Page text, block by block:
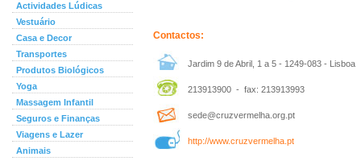
Actividades Lúdicas
Vestuário
Casa e Decor
Transportes
Produtos Biológicos
Yoga
Massagem Infantil
Seguros e Finanças
Viagens e Lazer
Animais
Contactos:
Jardim 9 de Abril, 1 a 5 - 1249-083 - Lisboa
213913900 - fax: 213913993
sede@cruzvermelha.org.pt
http://www.cruzvermelha.pt